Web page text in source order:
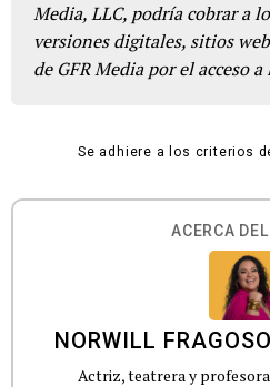
Media, LLC, podría cobrar a
versiones digitales, sitios
de GFR Media por el acceso
Se adhiere a los criterios
ACERCA
NORWILL FRAGOSO
Actriz, teatrera y